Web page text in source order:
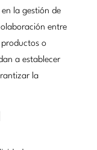
la gestión de
entre
o
a establecer
la